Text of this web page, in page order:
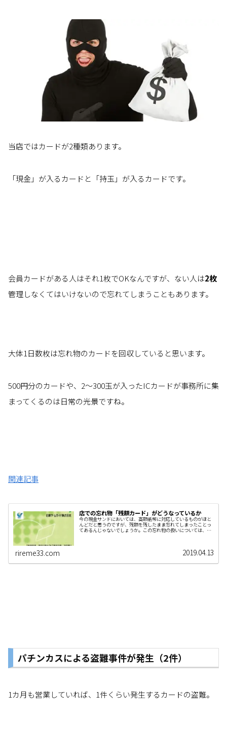
当店ではカードが2種類あります。
「現金」が入るカードと「持玉」が入るカードです。
会員カードがある人はそれ1枚でOKなんですが、ない人は2枚
管理しなくてはいけないので忘れてしまうこともあります。
大体1日数枚は忘れ物のカードを回収していると思います。
500円分のカードや、2～300玉が入ったICカードが事務所に集
まってくるのは日常の光景ですね。
関連記事
店での忘れ物「残額カード」がどうなっているか
今の現金サンドにおいては、高額紙幣に対応しているものがほと
んどだと思うのですが、残額を残したまま忘れてしまったことっ
てあるんじゃないでしょうか。この忘れ物の扱いについては、会
rireme33.com 2019.04.13
パチンカスによる盗難事件が発生 （2件）
1カ月も営業していれば、1件くらい発生するカードの盗難。